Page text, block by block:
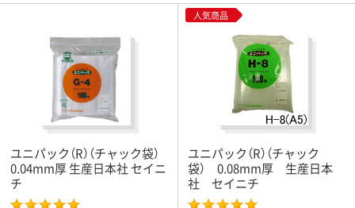
ユニパック（R）（チャック袋）
0.04mm厚 生産日本社 セイニ
チ
人気商品
ユニパック（R）（チャック
袋） 0.08mm厚 生産日本
社 セイニチ